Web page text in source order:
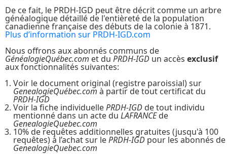
De ce fait, le PRDH-IGD peut être décrit comme un arbre
généalogique détaillé de l'entièreté de la population
canadienne française des débuts de la colonie à 1871.
Plus d’information sur PRDH-IGD.com
Nous offrons aux abonnés communs de
GénéalogieQuébec.com et du PRDH-IGD un accès exclusif
aux fonctionnalités suivantes:
Voir le document original (registre paroissial) sur
GenealogieQuébec.com à partir de tout certificat du
PRDH-IGD
Voir la fiche individuellePRDH-IGD de tout individu
mentionné dans un acte du LAFRANCEde
GenealogieQuebec.com
10% de requêtes additionnelles gratuites (jusqu'à 100
requêtes) à l’achat sur lePRDH-IGD pour les abonnés de
GenealogieQuebec.com